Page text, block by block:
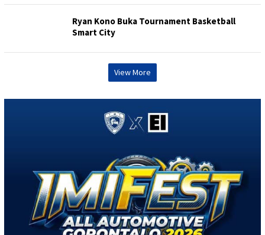
Ryan Kono Buka Tournament Basketball
Smart City
View More